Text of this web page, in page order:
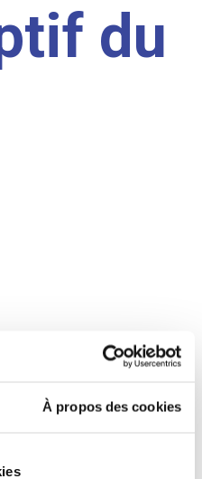
À propos des cookies
du